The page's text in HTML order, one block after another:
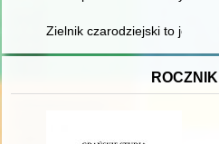
Zielnik czarodziejski to jest